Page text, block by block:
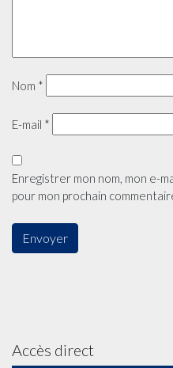
Nom *
E-mail *
Enregistrer mon nom, mon e-
pour mon prochain
Accès direct